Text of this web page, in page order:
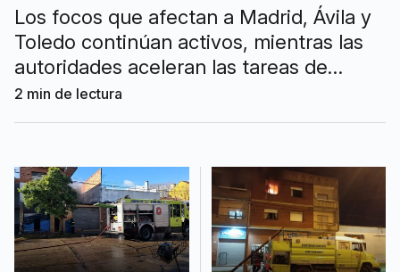
Los focos que afectan a Madrid, Ávila y
Toledo continúan activos, mientras las
autoridades aceleran las tareas de
extinción antes de la llegada de una
nueva ola de calor.
2 min de lectura